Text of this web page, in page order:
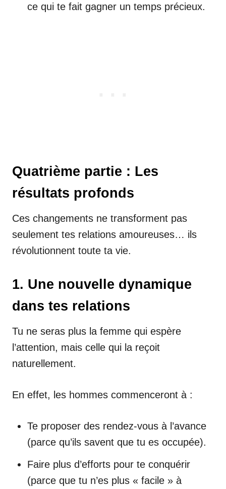
ce qui te fait gagner un temps précieux.
Quatrième partie : Les
résultats profonds
Ces changements ne transforment pas
seulement tes relations amoureuses… ils
révolutionnent toute ta vie.
1. Une nouvelle dynamique
dans tes relations
Tu ne seras plus la femme qui espère
l’attention, mais celle qui la reçoit
naturellement.
En effet, les hommes commenceront à :
Te proposer des rendez-vous à l’avance
(parce qu’ils savent que tu es occupée).
Faire plus d’efforts pour te conquérir
(parce que tu n’es plus « facile » à